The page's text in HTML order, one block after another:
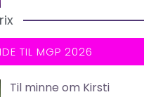
TIL MGP 2026
Til minne om Kirsti